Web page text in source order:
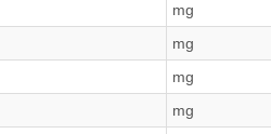
mg
mg
mg
mg